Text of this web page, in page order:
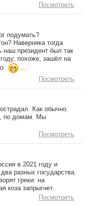
Посмотреть
подумать?
Наверняка тогда
наш президент был так
похоже, зашёл на
...
Посмотреть
Как обычно.
по домам. Мы
Посмотреть
в 2021 году и
разных государства.
греки: на
коза запрыгнет.
Посмотреть